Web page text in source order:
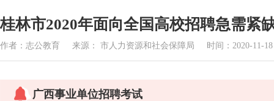
桂林市2020年面向全国高校招聘急需紧
作者：志公教育 来源： 市人力资源和社会保障局 时间：2020-11-
广西事业单位招聘考试